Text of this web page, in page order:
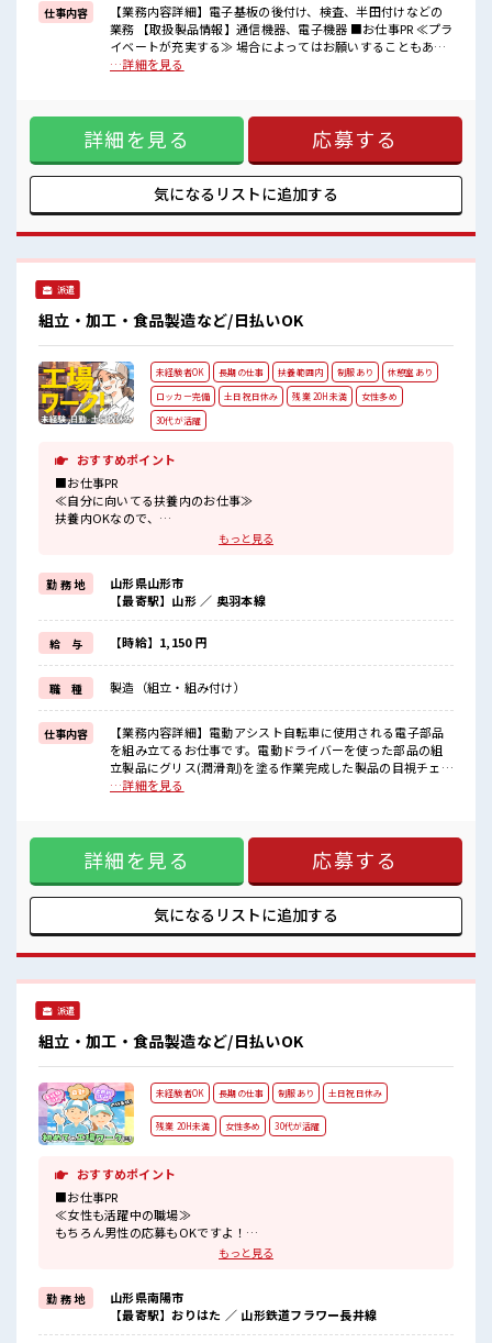
■職場の雰囲気
残業はほとんどなし！
プライベートも謳歌できる☆
仕事内容
【業務内容詳細】電子基板の後付け、検査、半田付けなどの
業務 【取扱製品情報】通信機器、電子機器 ■お仕事PR ≪プラ
イベートが充実する≫ 場合によってはお願いすることもあり
ますが、 残業はほとんどナシ！ ≪動きやすい制服アリ≫ 制服
り働く環境が整っています！ イチからスキルUP・ステップ
UP目指していきましょう！ ≪自分に向いている仕事が探せる
≫ 困った事などがあれば、 担当がしっかりサポートします！
■職場の雰囲気 残業はほとんどなし！ プライベートも謳歌で
きる☆ サポートもバッチリだから未経験からでも安心してス
タートできますよ！
…詳細を見る
詳細を見る 応募する
気になるリストに追加する
派遣
組立・加工・食品製造など/日払いOK
未経験者OK 長期の仕事 扶養範囲内 制服あり
休憩室あり
ロッカー完備
土日祝日休み 残業 20H未満
女性多め
30代が活躍
おすすめポイント
■お仕事PR
≪自分に向いてる扶養内のお仕事≫
扶養内OKなので、
主婦&主夫さんも気軽にご応募くださいね♪
もちろん男性の応募も歓迎です！
≪1日1時間程の残業で収入アップ≫
残業は月20時間未満で、
ほどよく稼げます♪
≪完全週休二日制≫
週末は家族や友人と一緒にプライベート満喫！
≪ラクラク制服アリ≫
制服があるので、
毎日の服装の悩み解消♪
≪様々なお仕事をご提案≫
一人で悩まず気軽に相談できる、
派遣のお仕事です！
応募お待ちしております！
休憩室で楽しくおしゃべり！
ストレス解消☆
職場にはロッカー完備！
私物の置きすぎには注意が必要ですね★
もっと見る
勤 務 地
山形県山形市
【最寄駅】山形 ／ 奥羽本線
給 与 【時給】1,150 円
職 種 製造（組立・組み付け）
仕事内容
【業務内容詳細】電動アシスト自転車に使用される電子部品
を組み立てるお仕事です。電動ドライバーを使った部品の組
立製品にグリス(潤滑剤)を塗る作業完成した製品の目視チェッ
クや簡単な動作確認工程ごとに担当する部品を組み立てます
順に沿って進めるので、製造未経験の方でも始めやすいお仕
事です。「モクモク作業が好き」「手先を使った作業が好
き」「ものづくりに興味がある」そんな方におすすめです。
【取扱製品情報】電動アシスト自転車に使用される電子部
品・ユニット暮らしに身近な電動アシスト自転車を支える製
品づくりに携われるお仕事です。 ■お仕事PR ≪自分に向いて
にご応募くださいね♪ ≪女性も活躍できる職場≫ もちろん男
性の応募も歓迎です！ ≪1日1時間程の残業で収入アップ≫ 残
制服アリ≫ 制服があるので、 毎日の服装の悩み解消♪ ≪様々
なお仕事をご提案≫ 一人で悩まず気軽に相談できる、 派遣の
お仕事です！ ■職場の雰囲気 女性が多い職場ですが男女は問
いません！ 応募お待ちしております！ 休憩室で楽しくおしゃ
べり！ ストレス解消☆ 職場にはロッカー完備！ 私物の置きす
ぎには注意が必要ですね★
…詳細を見る
詳細を見る 応募する
気になるリストに追加する
派遣
組立・加工・食品製造など/日払いOK
未経験者OK 長期の仕事 制服あり 土日祝日休み
残業 20H未満 女性多め 30代が活躍
おすすめポイント
■お仕事PR
≪女性も活躍中の職場≫
もちろん男性の応募もOKですよ！
≪ちょっとの残業で収入アップ≫
ほどよく稼げます♪
≪完全週休二日制≫
週末は家族や友人と一緒にプライベート満喫！
≪機能的な制服アリ≫
もっと見る
勤 務 地
山形県南陽市
【最寄駅】おりはた ／ 山形鉄道フラワー長井線